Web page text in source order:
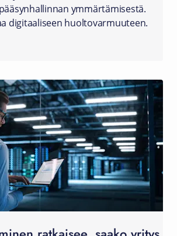
ymmärtämisestä.
digitaaliseen huoltovarmuuteen.